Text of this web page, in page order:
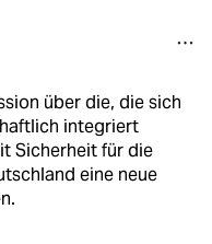
über die, die sich
integriert
Sicherheit für die
eine neue